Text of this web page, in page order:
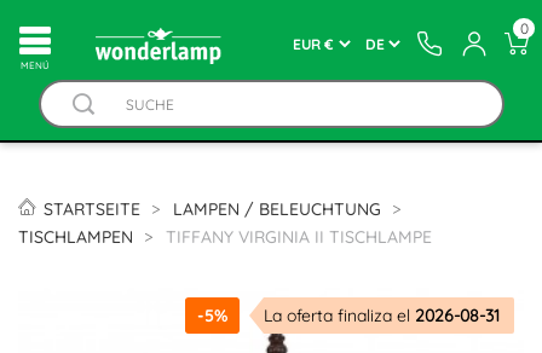
MENÚ
0
STARTSEITE
LAMPEN / BELEUCHTUNG
TISCHLAMPEN
TIFFANY VIRGINIA II TISCHLAMPE
-5% La oferta finaliza el 2026-08-31